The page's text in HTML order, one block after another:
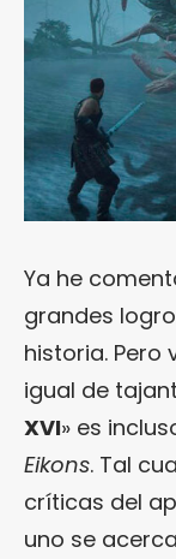
Ya he
grandes
historia.
igual de
XVI» es
Eikons. Tal
críticas del
uno se